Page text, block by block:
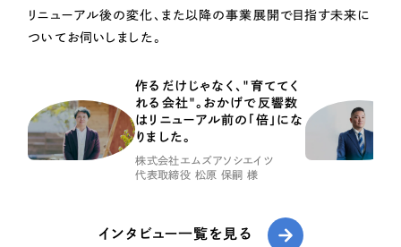
リニューアル後の変化、また以降の事業展開で目指す未来に
ついてお伺いしました。
作るだけじゃなく、"育ててく
れる会社"。おかげで反響数
はリニューアル前の「倍」にな
りました。
株式会社エムズアソシエイツ
代表取締役 松原 保嗣 様
インタビュー一覧を見る